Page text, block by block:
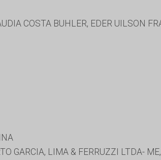
COSTA BUHLER, EDER UILSON
GARCIA, LIMA & FERRUZZI LTDA-